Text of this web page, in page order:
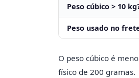
Peso cúbico > 10
Peso usado no
O peso cúbico é
físico de 200 gramas.